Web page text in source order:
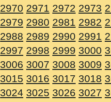
2970 2971 2972 2973
2979 2980 2981 2982
2988 2989 2990 2991
2997 2998 2999 3000
3006 3007 3008 3009
3015 3016 3017 3018
3024 3025 3026 3027